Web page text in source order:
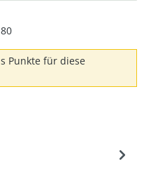
Punkte für diese